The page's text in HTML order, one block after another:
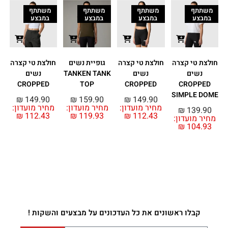
משתתף
במבצע
חולצת טי קצרה
נשים
CROPPED
SIMPLE DOME
מחיר מועדון:
₪ 104.93
₪ 139.90
משתתף
במבצע
חולצת טי קצרה
נשים
CROPPED
מחיר מועדון:
₪ 112.43
₪ 149.90
משתתף
במבצע
גופיית נשים
TANKEN TANK
TOP
מחיר מועדון:
₪ 119.93
₪ 159.90
משתתף
במבצע
חולצת טי קצרה
נשים
CROPPED
מחיר מועדון:
₪ 112.43
₪ 149.90
קבלו ראשונים את כל העדכונים על מבצעים והשקות !